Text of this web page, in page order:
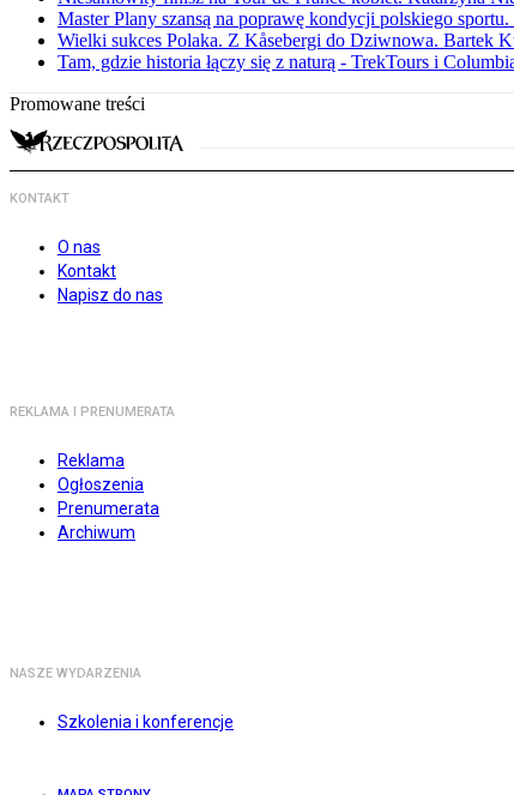
Master Plany szansą na poprawę kondycji polskiego
Wielki sukces Polaka. Z Kåsebergi do Dziwnowa. Bartek
Tam, gdzie historia łączy się z naturą - TrekTours i
Promowane treści
KONTAKT
O nas
Kontakt
Napisz do nas
REKLAMA I PRENUMERATA
Reklama
Ogłoszenia
Prenumerata
Archiwum
NASZE WYDARZENIA
Szkolenia i konferencje